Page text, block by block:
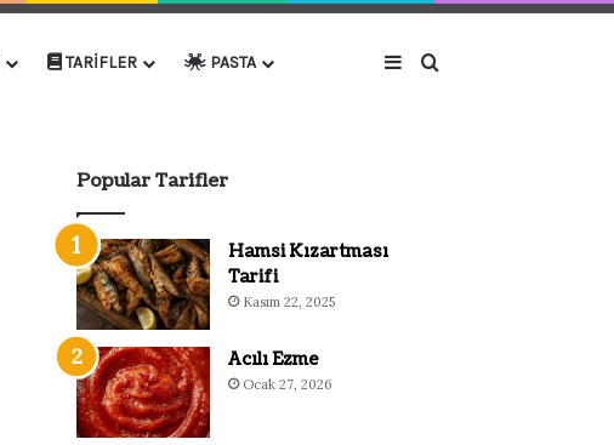
TARIFLER PASTA Kenar Bölmesi
Arama yap ...
Popular Tarifler
Hamsi Kızartması
Tarifi
Kasım 22, 2025
Acılı Ezme
Ocak 27, 2026